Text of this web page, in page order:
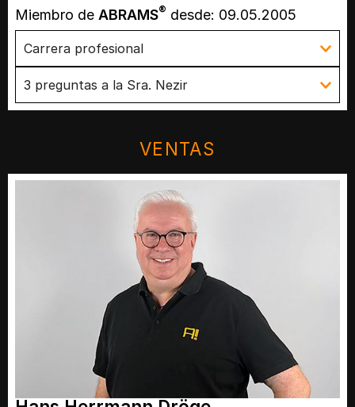
Miembro de ABRAMS® desde: 09.05.2005
Carrera profesional
3 preguntas a la Sra. Nezir
VENTAS